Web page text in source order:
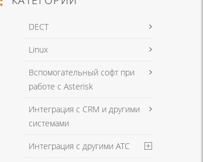
DECT
Linux
Вспомогательный софт при
работе с Asterisk
Интеграция с CRM и другими
системами
Интеграция с другими АТС